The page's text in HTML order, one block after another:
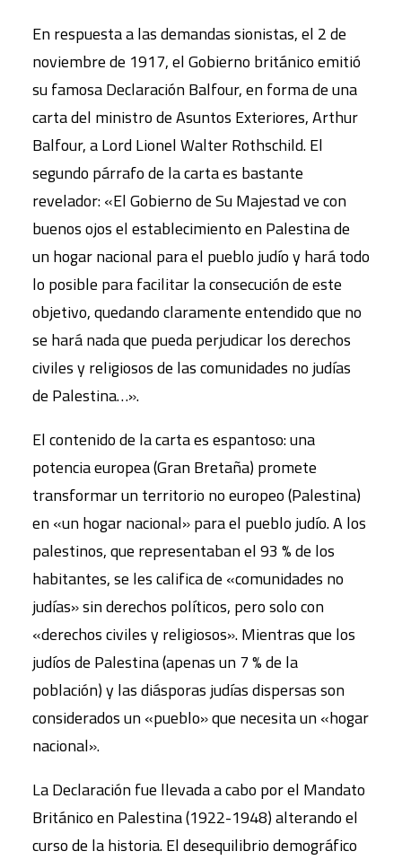
En respuesta a las demandas sionistas, el 2 de
noviembre de 1917, el Gobierno británico emitió
su famosa Declaración Balfour, en forma de una
carta del ministro de Asuntos Exteriores, Arthur
Balfour, a Lord Lionel Walter Rothschild. El
segundo párrafo de la carta es bastante
revelador: «El Gobierno de Su Majestad ve con
buenos ojos el establecimiento en Palestina de
un hogar nacional para el pueblo judío y hará todo
lo posible para facilitar la consecución de este
objetivo, quedando claramente entendido que no
se hará nada que pueda perjudicar los derechos
civiles y religiosos de las comunidades no judías
de Palestina…».
El contenido de la carta es espantoso: una
potencia europea (Gran Bretaña) promete
transformar un territorio no europeo (Palestina)
en «un hogar nacional» para el pueblo judío. A los
palestinos, que representaban el 93 % de los
habitantes, se les califica de «comunidades no
judías» sin derechos políticos, pero solo con
«derechos civiles y religiosos». Mientras que los
judíos de Palestina (apenas un 7 % de la
población) y las diásporas judías dispersas son
considerados un «pueblo» que necesita un «hogar
nacional».
La Declaración fue llevada a cabo por el Mandato
Británico en Palestina (1922-1948) alterando el
curso de la historia. El desequilibrio demográfico